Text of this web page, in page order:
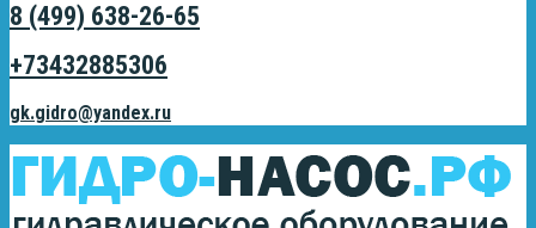
8 (499) 638-26-65
+73432885306
gk.gidro@yandex.ru